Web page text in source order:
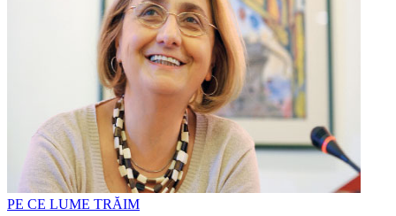
PE CE LUME TRĂIM